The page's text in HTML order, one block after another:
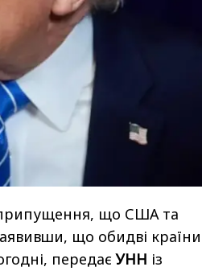
що США та
що обидві країни
передаєУНН із